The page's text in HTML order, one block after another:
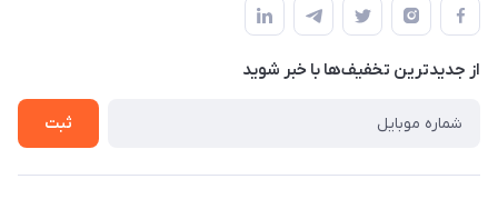
درباره ما
تماس با ما
حفظ حریم شخصی
سوالات متداول
شرایط ارسال رایگان
از جدید‌ترین تخفیف‌ها با‌ خبر شوید
ثبت